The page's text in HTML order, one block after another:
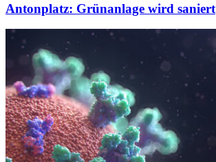
Antonplatz: Grünanlage wird saniert